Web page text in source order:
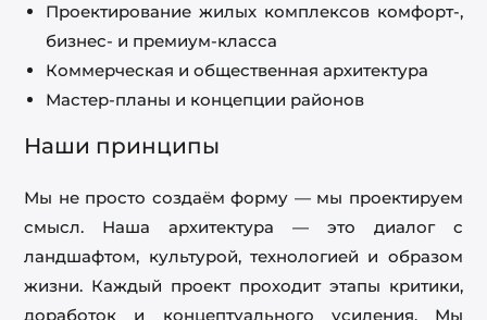
Проектирование жилых комплексов комфорт-,
бизнес- и премиум-класса
Коммерческая и общественная архитектура
Мастер-планы и концепции районов
Наши принципы
Мы не просто создаём форму — мы проектируем
смысл. Наша архитектура — это диалог с
ландшафтом, культурой, технологией и образом
жизни. Каждый проект проходит этапы критики,
доработок и концептуального усиления. Мы